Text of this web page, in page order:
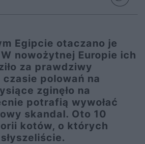
Egipcie otaczano je
nowożytnej Europie ich
za prawdziwy
polowań na
zginęło na
potrafią wywołać
skandal. Oto 10
kotów, o których